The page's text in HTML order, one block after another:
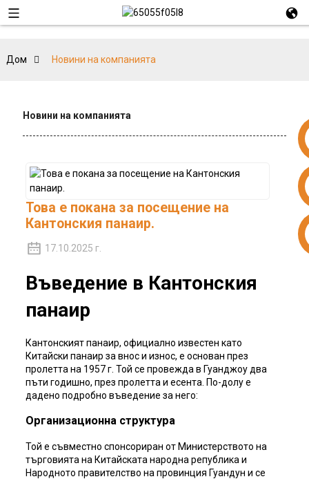
Дом Новини на компанията
Новини на компанията
Това е покана за посещение на
Кантонския панаир.
17.10.2025 г.
Въведение в Кантонския
панаир
Кантонският панаир, официално известен като
Китайски панаир за внос и износ, е основан през
пролетта на 1957 г. Той се провежда в Гуанджоу два
пъти годишно, през пролетта и есента. По-долу е
дадено подробно въведение за него:
Организационна структура
Той е съвместно спонсориран от Министерството на
търговията на Китайската народна република и
Народното правителство на провинция Гуандун и се